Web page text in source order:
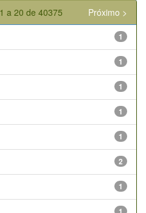
a 20 de 40375 Próximo >
1
1
1
1
1
2
1